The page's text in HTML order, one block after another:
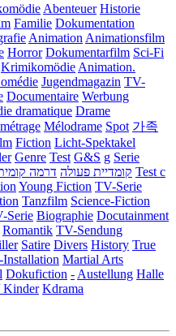
Abenteuer Historie
Familie Dokumentation
Animation Animationsfilm
Horror Dokumentarfilm Sci-Fi
Krimikomödie Animation.
Jugendmagazin TV-
Documentaire Werbung
dramatique Drame
Mélodrame Spot 가족
Fiction Licht-Spektakel
Genre Test G&S g Serie
קומדיית פעולה דרמה
Test c
Young Fiction TV-Serie
Tanzfilm Science-Fiction
Serie Biographie Docutainment
Romantik TV-Sendung
Satire Divers History True
Martial Arts
Dokufiction - Austellung Halle
Kinder Kdrama